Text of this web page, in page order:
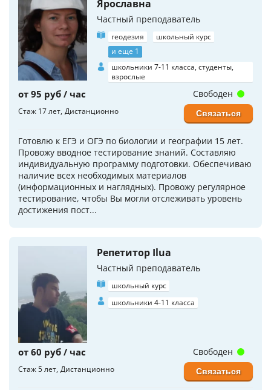
Ярославна
Частный преподаватель
геодезия
школьный курс
и еще 1
школьники 7-11 класса, студенты,
взрослые
от 95 руб / час
Стаж 17 лет Дистанционно
Готовлю к ЕГЭ и ОГЭ по биологии и географии 15 лет.
Провожу вводное тестирование знаний. Составляю
индивидуальную программу подготовки. Обеспечиваю
наличие всех необходимых материалов
(информационных и наглядных). Провожу регулярное
тестирование, чтобы Вы могли отслеживать уровень
достижения пост...
Свободен
Связаться
Репетитор Ilua
Частный преподаватель
школьный курс
школьники 4-11 класса
от 60 руб / час
Стаж 5 лет Дистанционно
Свободен
Связаться